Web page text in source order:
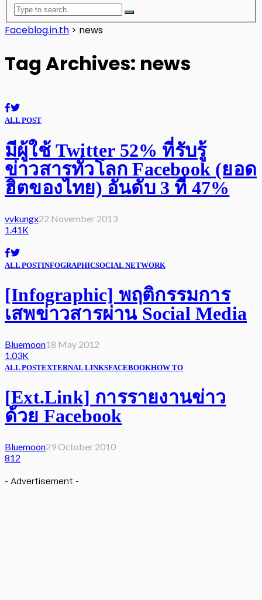
Faceblog.in.th > news
Tag Archives: news
ALL POST
มีผู้ใช้ Twitter 52% ที่รับรู้
ข่าวสารทั่วโลก Facebook (ยอด
ฮิตของไทย) อันดับ 3 ที่ 47%
vvkungx22 November 2013
1.41K
ALL POSTINFOGRAPHICSOCIAL NETWORK
[Infographic] พฤติกรรมการ
เสพข่าวสารผ่าน Social Media
Bluemoon18 May 2012
1.03K
ALL POSTEXTERNAL LINKSFACEBOOKHOW TO
[Ext.Link] การรายงานข่าว
ด้วย Facebook
Bluemoon29 October 2010
812
- Advertisement -